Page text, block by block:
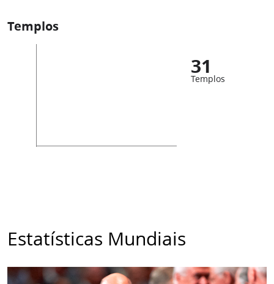
Templos
31
Templos
Estatísticas Mundiais